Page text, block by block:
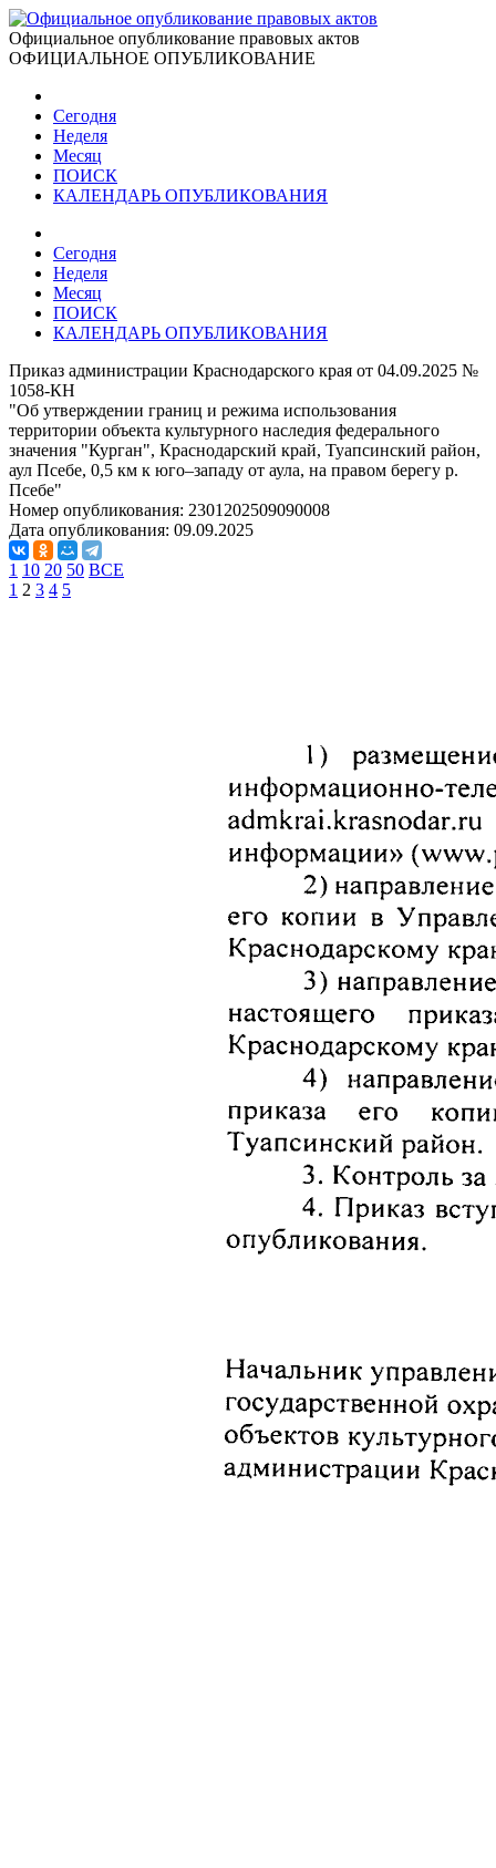
Официальное опубликование правовых актов
ОФИЦИАЛЬНОЕ ОПУБЛИКОВАНИЕ
Сегодня
Неделя
Месяц
ПОИСК
КАЛЕНДАРЬ ОПУБЛИКОВАНИЯ
Сегодня
Неделя
Месяц
ПОИСК
КАЛЕНДАРЬ ОПУБЛИКОВАНИЯ
Приказ администрации Краснодарского края от 04.09.2025 №
1058-КН
"Об утверждении границ и режима использования
территории объекта культурного наследия федерального
значения "Курган", Краснодарский край, Туапсинский район,
аул Псебе, 0,5 км к юго–западу от аула, на правом берегу р.
Псебе"
Номер опубликования: 2301202509090008
Дата опубликования: 09.09.2025
1 10 20 50 ВСЕ
1 2 3 4 5